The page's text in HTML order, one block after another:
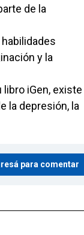
de la
y la
iGen, existe
la depresión, la
para comentar